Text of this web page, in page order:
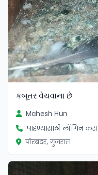
કબૂતર વેચવાના છે
Mahesh Hun
पाहण्यासाठी लॉगिन करा
पोरबंदर, गुजरात